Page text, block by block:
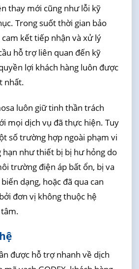
thay mới cũng như lỗi kỹ
Trong suốt thời gian bảo
kết tiếp nhận và xử lý
hỗ trợ liên quan đến kỹ
lợi khách hàng luôn được
nhất.
luôn giữ tinh thần trách
mọi dịch vụ đã thực hiện. Tuy
số trường hợp ngoài phạm vi
hạn như thiết bị bị hư hỏng do
trường điện áp bất ổn, bị va
dạng, hoặc đã qua can
đơn vị không thuộc hệ
được hỗ trợ nhanh về dịch